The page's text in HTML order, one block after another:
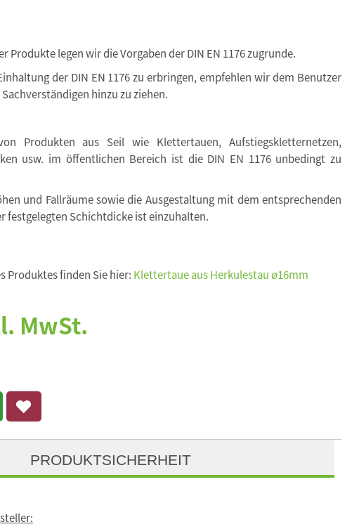
Produkte legen wir die Vorgaben der DIN EN 1176 zugrunde.
der DIN EN 1176 zu erbringen, empfehlen wir dem Benutzer
hinzu zu ziehen.
Produkten aus Seil wie Klettertauen, Aufstiegskletternetzen,
usw. im öffentlichen Bereich ist die DIN EN 1176 unbedingt zu
und Fallräume sowie die Ausgestaltung mit dem entsprechenden
festgelegten Schichtdicke ist einzuhalten.
Produktes finden Sie hier: Klettertaue aus Herkulestau ø16mm
MwSt.
PRODUKTSICHERHEIT